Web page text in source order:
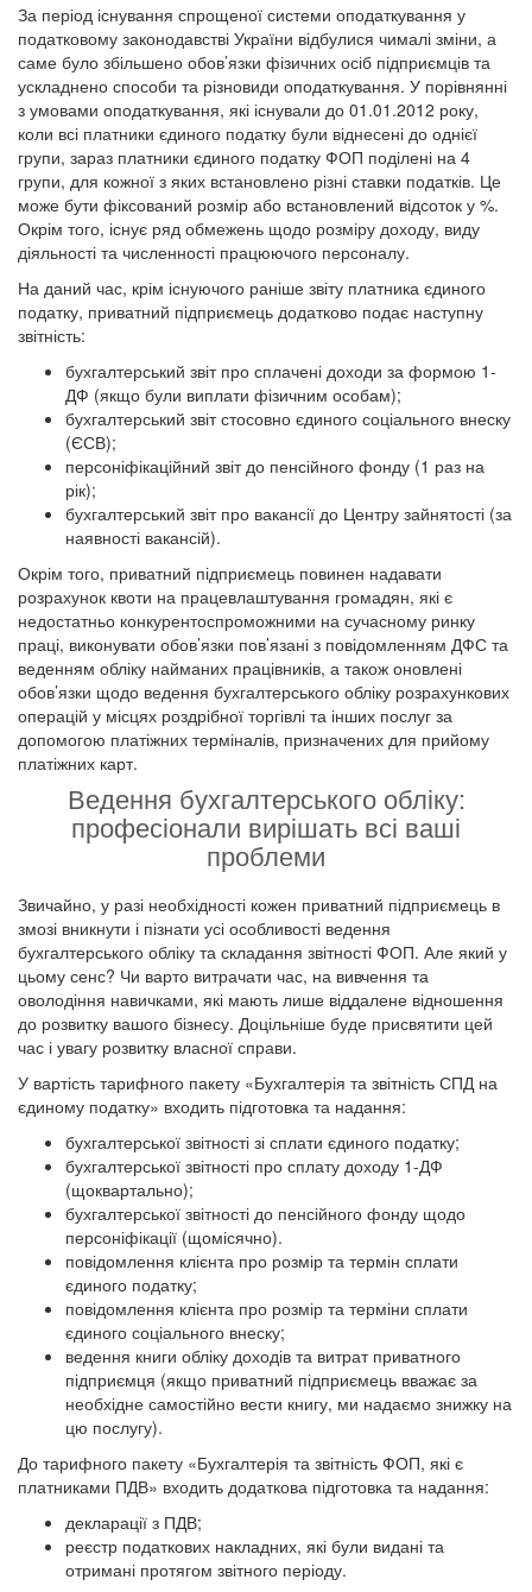
За період існування спрощеної системи оподаткування у
податковому законодавстві України відбулися чималі зміни, а
саме було збільшено обов’язки фізичних осіб підприємців та
ускладнено способи та різновиди оподаткування. У порівнянні
з умовами оподаткування, які існували до 01.01.2012 року,
коли всі платники єдиного податку були віднесені до однієї
групи, зараз платники єдиного податку ФОП поділені на 4
групи, для кожної з яких встановлено різні ставки податків. Це
може бути фіксований розмір або встановлений відсоток у %.
Окрім того, існує ряд обмежень щодо розміру доходу, виду
діяльності та численності працюючого персоналу.
На даний час, крім існуючого раніше звіту платника єдиного
податку, приватний підприємець додатково подає наступну
звітність:
бухгалтерський звіт про сплачені доходи за формою 1-
ДФ (якщо були виплати фізичним особам);
бухгалтерський звіт стосовно єдиного соціального внеску
(ЄСВ);
персоніфікаційний звіт до пенсійного фонду (1 раз на
рік);
бухгалтерський звіт про вакансії до Центру зайнятості (за
наявності вакансій).
Окрім того, приватний підприємець повинен надавати
розрахунок квоти на працевлаштування громадян, які є
недостатньо конкурентоспроможними на сучасному ринку
праці, виконувати обов’язки пов’язані з повідомленням ДФС та
веденням обліку найманих працівників, а також оновлені
обов’язки щодо ведення бухгалтерського обліку розрахункових
операцій у місцях роздрібної торгівлі та інших послуг за
допомогою платіжних терміналів, призначених для прийому
платіжних карт.
Ведення бухгалтерського обліку:
професіонали вирішать всі ваші
проблеми
Звичайно, у разі необхідності кожен приватний підприємець в
змозі вникнути і пізнати усі особливості ведення
бухгалтерського обліку та складання звітності ФОП. Але який у
цьому сенс? Чи варто витрачати час, на вивчення та
оволодіння навичками, які мають лише віддалене відношення
до розвитку вашого бізнесу. Доцільніше буде присвятити цей
час і увагу розвитку власної справи.
У вартість тарифного пакету «Бухгалтерія та звітність СПД на
єдиному податку» входить підготовка та надання:
бухгалтерської звітності зі сплати єдиного податку;
бухгалтерської звітності про сплату доходу 1-ДФ
(щоквартально);
бухгалтерської звітності до пенсійного фонду щодо
персоніфікації (щомісячно).
повідомлення клієнта про розмір та термін сплати
єдиного податку;
повідомлення клієнта про розмір та терміни сплати
єдиного соціального внеску;
ведення книги обліку доходів та витрат приватного
підприємця (якщо приватний підприємець вважає за
необхідне самостійно вести книгу, ми надаємо знижку на
цю послугу).
До тарифного пакету «Бухгалтерія та звітність ФОП, які є
платниками ПДВ» входить додаткова підготовка та надання:
декларації з ПДВ;
реєстр податкових накладних, які були видані та
отримані протягом звітного періоду.